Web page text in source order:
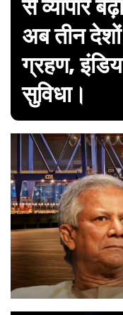
से व्यापार
अब तीन
ग्रहण,
सुविधा।